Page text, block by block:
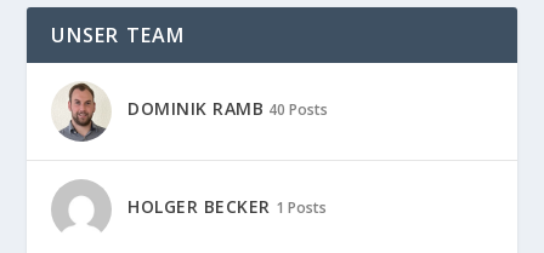
UNSER TEAM
DOMINIK RAMB 40 Posts
HOLGER BECKER 1 Posts